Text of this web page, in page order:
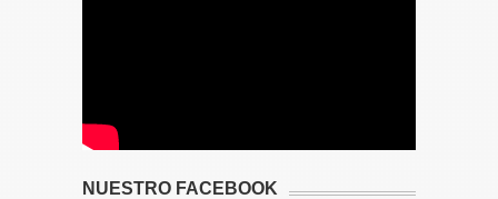
NUESTRO FACEBOOK